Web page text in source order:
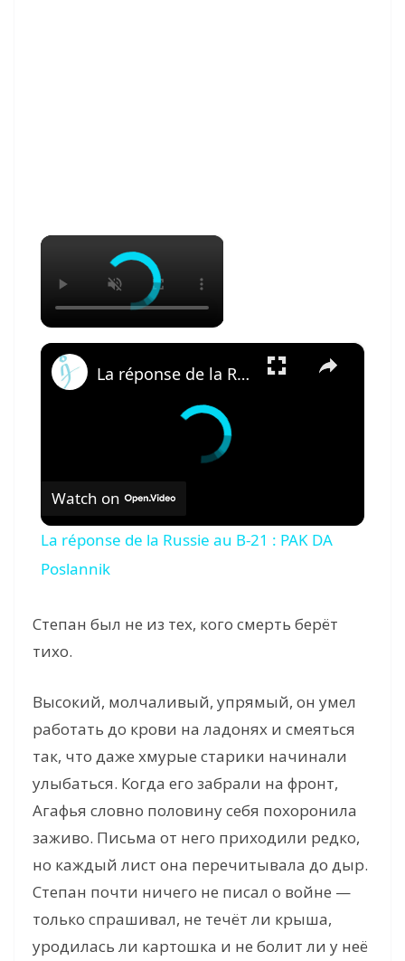
×
×
La réponse de la Russie au B-21 : PAK DA Poslannik
Watch on
La réponse de la Russie au B-21 : PAK DA
Poslannik
Степан был не из тех, кого смерть берёт
тихо.
Высокий, молчаливый, упрямый, он умел
работать до крови на ладонях и смеяться
так, что даже хмурые старики начинали
улыбаться. Когда его забрали на фронт,
Агафья словно половину себя похоронила
заживо. Письма от него приходили редко,
но каждый лист она перечитывала до дыр.
Степан почти ничего не писал о войне —
только спрашивал, не течёт ли крыша,
уродилась ли картошка и не болит ли у неё